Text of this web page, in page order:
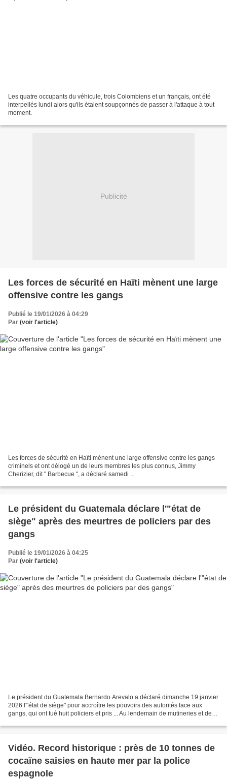
Les quatre occupants du véhicule, trois Colombiens et un français, ont été
interpellés lundi alors qu'ils étaient soupçonnés de passer à l'attaque à tout
moment.
Publicité
Les forces de sécurité en Haïti mènent une large
offensive contre les gangs
Publié le 19/01/2026 à 04:29
Par (voir l'article)
Les forces de sécurité en Haïti mènent une large offensive contre les gangs
criminels et ont délogé un de leurs membres les plus connus, Jimmy
Cherizier, dit " Barbecue ", a déclaré samedi ...
Le président du Guatemala déclare l'"état de
siège" après des meurtres de policiers par des
gangs
Publié le 19/01/2026 à 04:25
Par (voir l'article)
Le président du Guatemala Bernardo Arevalo a déclaré dimanche 19 janvier
2026 l'"état de siège" pour accroître les pouvoirs des autorités face aux
gangs, qui ont tué huit policiers et pris ... Au lendemain de mutineries et de
Vidéo. Record historique : près de 10 tonnes de
cocaïne saisies en haute mer par la police
espagnole